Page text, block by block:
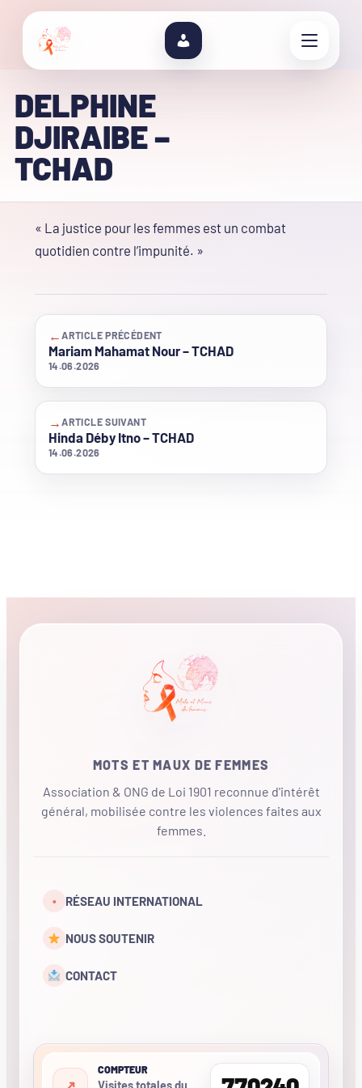
DELPHINE
DJIRAIBE –
TCHAD
« La justice pour les femmes est un combat
quotidien contre l’impunité. »
←ARTICLE PRÉCÉDENT
Mariam Mahamat Nour – TCHAD
14.06.2026
→ARTICLE SUIVANT
Hinda Déby Itno – TCHAD
14.06.2026
MOTS ET MAUX DE FEMMES
Association & ONG de Loi 1901 reconnue d'intérêt
général, mobilisée contre les violences faites aux
femmes.
• RÉSEAU INTERNATIONAL
NOUS SOUTENIR
CONTACT
COMPTEUR
Visites totales du